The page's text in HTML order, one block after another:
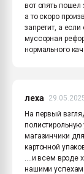
вот опять пошел
а то скоро
запретит, а если
муссорная
нормального
леха
На первый
магазинчики
картонной
....и всем вроде
нашими